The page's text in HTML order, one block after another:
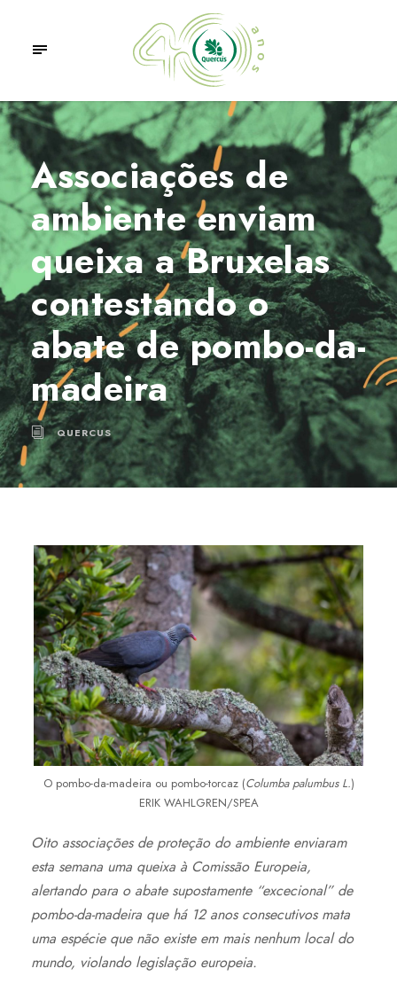
Associações de
ambiente enviam
queixa a Bruxelas
contestando o
abate de pombo-da-
madeira
QUERCUS
O pombo-da-madeira ou pombo-torcaz (Columba palumbus L.)
ERIK WAHLGREN/SPEA
Oito associações de proteção do ambiente enviaram
esta semana uma queixa à Comissão Europeia,
alertando para o abate supostamente “excecional” de
pombo-da-madeira que há 12 anos consecutivos mata
uma espécie que não existe em mais nenhum local do
mundo, violando legislação europeia.